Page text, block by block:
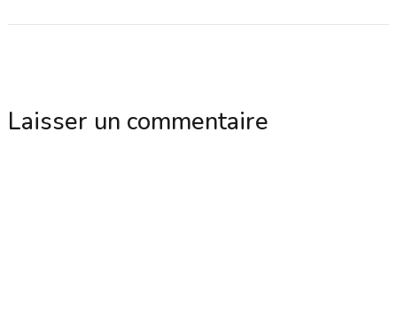
Laisser un commentaire